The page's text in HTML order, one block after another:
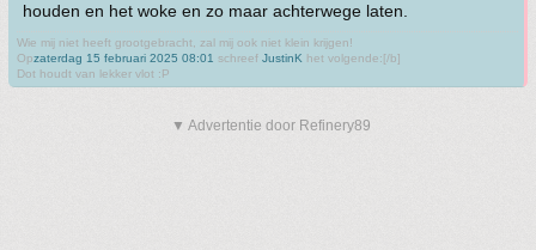
houden en het woke en zo maar achterwege laten.
Wie mij niet heeft grootgebracht, zal mij ook niet klein krijgen!
Opzaterdag 15 februari 2025 08:01 schreef JustinK het volgende:[/b]
Dot houdt van lekker vlot :P
▼ Advertentie door Refinery89